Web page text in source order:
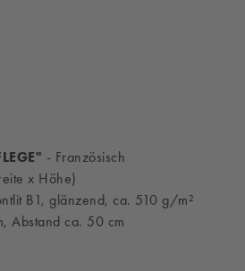
- Französisch
x Höhe)
B1, glänzend, ca. 510 g/m²
Abstand ca. 50 cm